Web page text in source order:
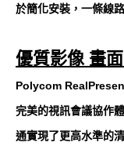
於簡化安裝，一條線
優質影像 畫
Polycom
完美的視訊會議協作
通實現了更高水準的